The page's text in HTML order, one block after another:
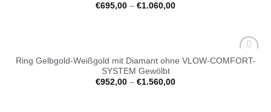
€695,00 – €1.060,00
Auf die
Ring Gelbgold-Weißgold mit Diamant ohne VLOW-COMFORT-
SYSTEM Gewölbt
€952,00 – €1.560,00